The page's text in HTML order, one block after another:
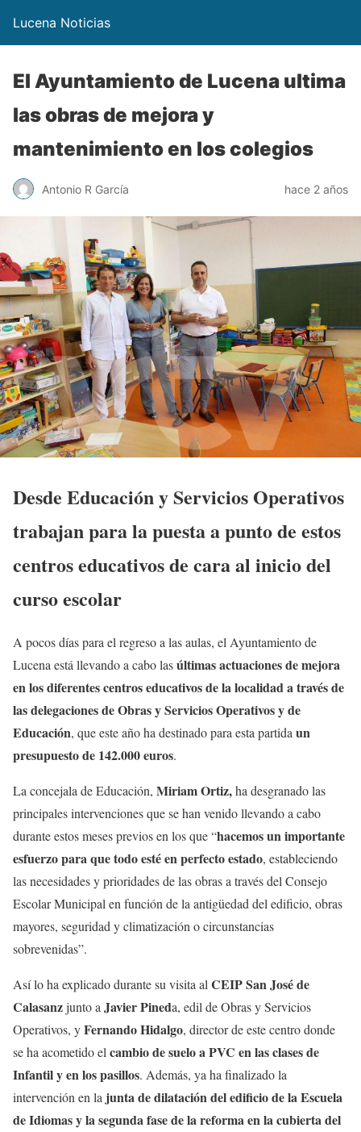
Lucena Noticias
El Ayuntamiento de Lucena ultima
las obras de mejora y
mantenimiento en los colegios
Antonio R García hace 2 años
Desde Educación y Servicios Operativos
trabajan para la puesta a punto de estos
centros educativos de cara al inicio del
curso escolar
A pocos días para el regreso a las aulas, el Ayuntamiento de
Lucena está llevando a cabo lasúltimas actuaciones de mejora
en los diferentes centros educativos de la localidad a través de
las delegaciones de Obras y Servicios Operativos y de
Educación, que este año ha destinado para esta partidaun
presupuesto de 142.000 euros.
La concejala de Educación, Miriam Ortiz,ha desgranado las
principales intervenciones que se han venido llevando a cabo
durante estos meses previos en los que “hacemos un importante
esfuerzo para que todo esté en perfecto estado, estableciendo
las necesidades y prioridades de las obras a través del Consejo
Escolar Municipal en función de la antigüedad del edificio, obras
mayores, seguridad y climatización o circunstancias
sobrevenidas”.
Así lo ha explicado durante su visita alCEIP San José de
Calasanzjunto aJavier Pineda, edil de Obras y Servicios
Operativos, yFernando Hidalgo, director de este centro donde
se ha acometido elcambio de suelo a PVC en las clases de
Infantil y en los pasillos. Además, ya ha finalizado la
intervención en la junta de dilatación del edificio de la Escuela
de Idiomas y la segunda fase de la reforma en la cubierta del